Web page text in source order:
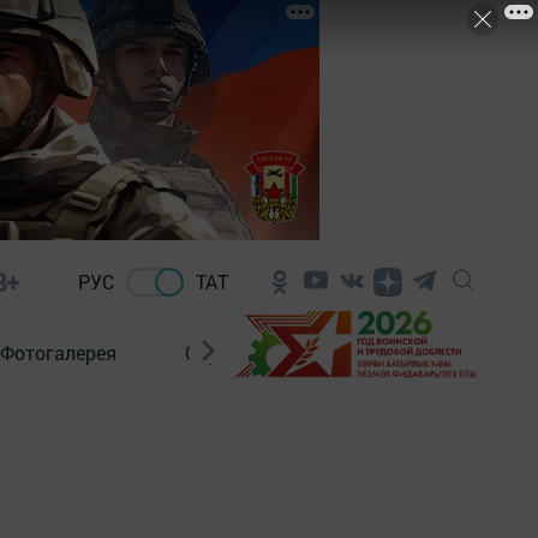
РУС ТАТ
Фотогалерея Сораштыру